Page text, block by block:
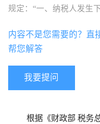
规定：“一、纳税人发生
我要提问
内容不是您需要的？直
帮您解答
根据《财政部 税务总